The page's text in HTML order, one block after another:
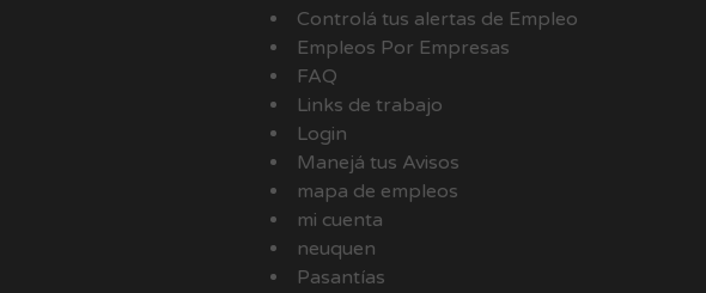
Controlá tus alertas de Empleo
Empleos Por Empresas
FAQ
Links de trabajo
Login
Manejá tus Avisos
mapa de empleos
mi cuenta
neuquen
Pasantías